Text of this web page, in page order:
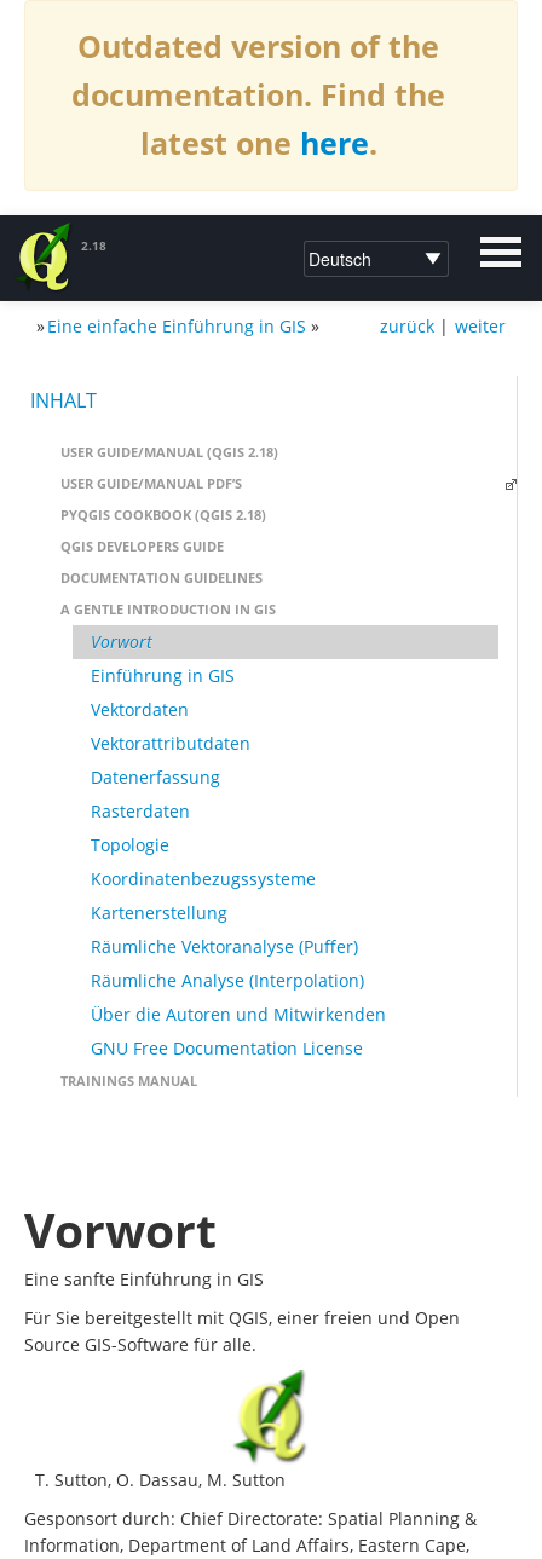
Outdated version of the
documentation. Find the
latest one here.
2.18
DOCUMENTATION QGIS 2.18 weiter
zurück |
»Eine einfache Einführung in GIS »
INHALT
USER GUIDE/MANUAL (QGIS 2.18)
USER GUIDE/MANUAL PDF’S
PYQGIS COOKBOOK (QGIS 2.18)
QGIS DEVELOPERS GUIDE
DOCUMENTATION GUIDELINES
A GENTLE INTRODUCTION IN GIS
Vorwort
Einführung in GIS
Vektordaten
Vektorattributdaten
Datenerfassung
Rasterdaten
Topologie
Koordinatenbezugssysteme
Kartenerstellung
Räumliche Vektoranalyse (Puffer)
Räumliche Analyse (Interpolation)
Über die Autoren und Mitwirkenden
GNU Free Documentation License
TRAININGS MANUAL
Vorwort
Eine sanfte Einführung in GIS
Für Sie bereitgestellt mit QGIS, einer freien und Open
Source GIS-Software für alle.
Sutton, O. Dassau, M. Sutton
Gesponsort durch: Chief Directorate: Spatial Planning &
Information, Department of Land Affairs, Eastern Cape,